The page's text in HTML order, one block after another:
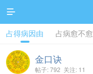

占得病因由 占病愈不愈
金口诀
帖子: 792 关注: 11